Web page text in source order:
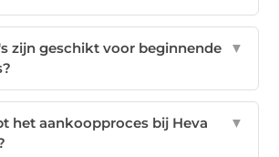
zijn geschikt voor beginnende
▼
het aankoopproces bij Heva
▼